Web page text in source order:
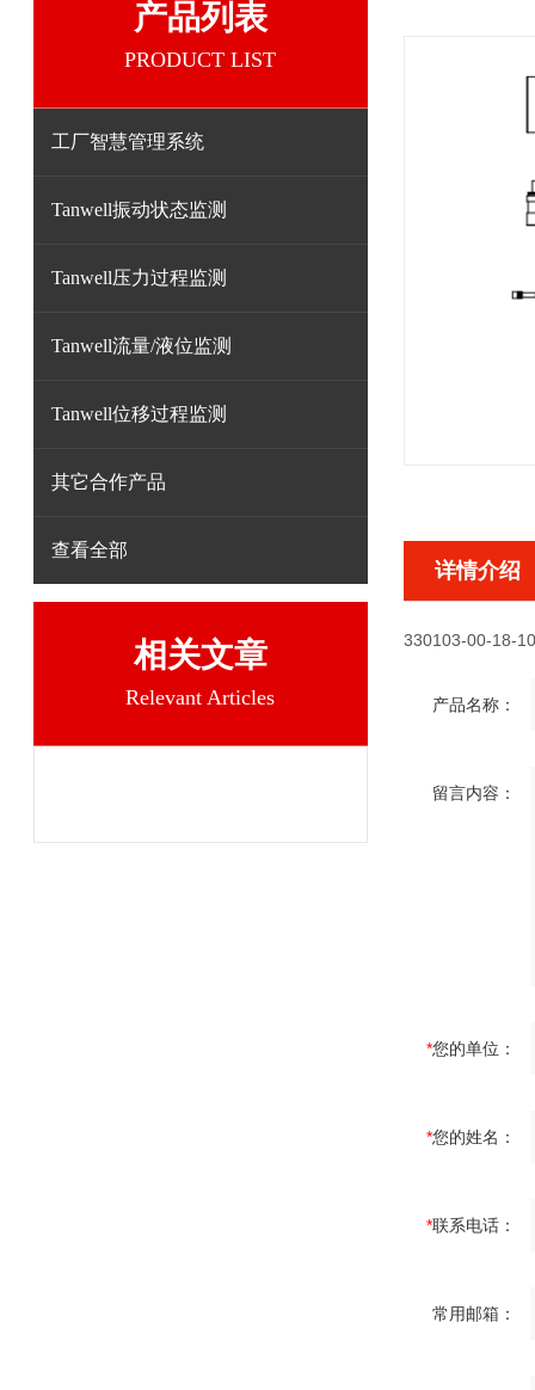
产品列表
PRODUCT LIST
工厂智慧管理系统
Tanwell振动状态监测
Tanwell压力过程监测
Tanwell流量/液位监测
Tanwell位移过程监测
其它合作产品
查看全部
相关文章
Relevant Articles
详情介绍
330103-00-18-
产品名称：
留言内容：
*您的单位：
*您的姓名：
*联系电话：
常用邮箱：